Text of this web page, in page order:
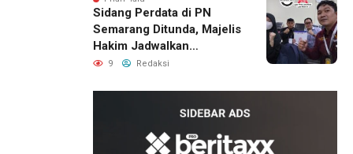
Sidang Perdata di PN
Semarang Ditunda, Majelis
Hakim Jadwalkan
Pemanggilan Ulang BPR
9 Redaksi